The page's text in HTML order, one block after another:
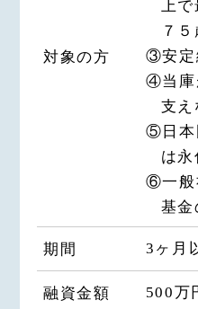
づく権利の行使
（9）市場調査
ｱﾝｹｰﾄの実施等
ﾋﾞｽの研究や開
（10）ﾀﾞｲﾚｸﾄﾒ
商品やｻｰﾋﾞｽに
（11）提携会社
関する各種ご提
（12）各種お取
約後の事後管理
（13）団体信用
等を円滑に遂行
対象の方
上
７
③安
④当庫が貸付を実行して差し
支え
⑤日本国籍を有する方、また
は
⑥一般社団法人しんきん保証
基金
期間 3ヶ月
融資金額 500万